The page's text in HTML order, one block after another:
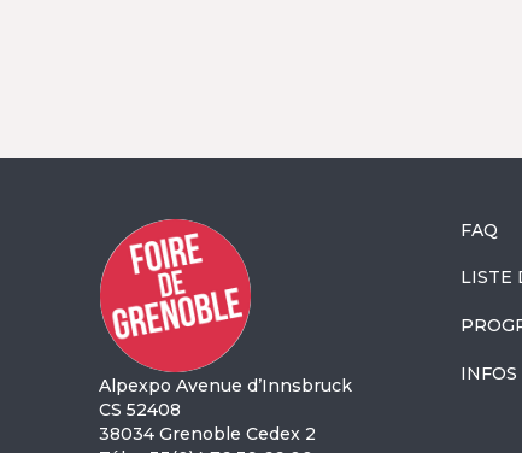
Alpexpo Avenue d’Innsbruck
CS 52408
38034 Grenoble Cedex 2
FAQ
LISTE